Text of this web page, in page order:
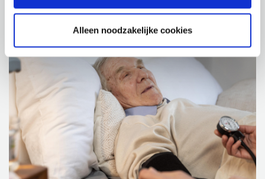
Alleen noodzakelijke cookies